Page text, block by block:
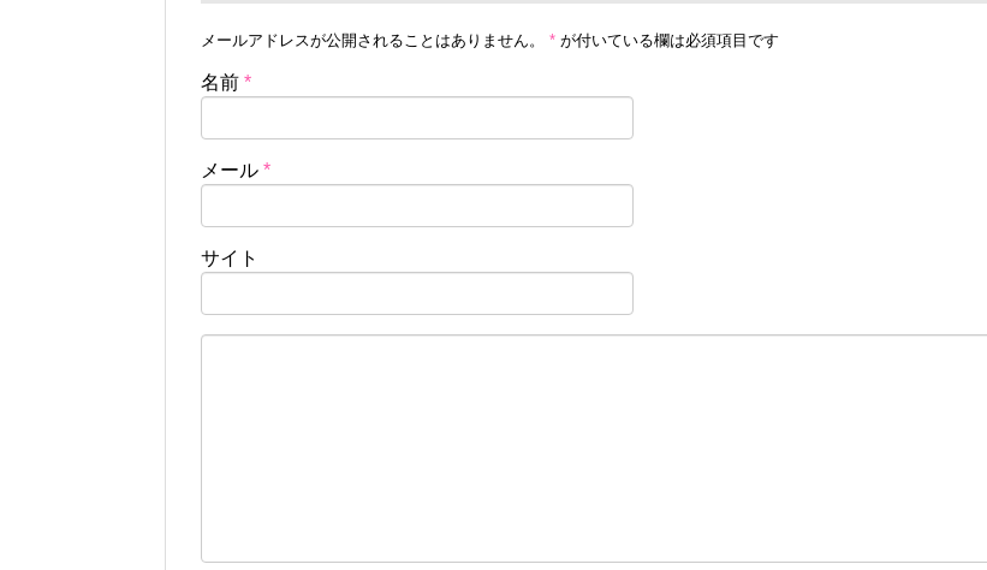
メールアドレスが公開されることはありません。 * が付いている欄は必須項目です
名前 *
メール *
サイト